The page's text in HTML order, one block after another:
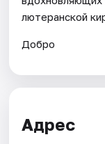
лютеранской
Добро
Адрес